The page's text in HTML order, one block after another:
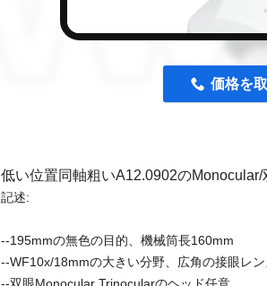
価格を
低い位置同軸粗いA12.0902の
記述:
--195mmの無色の目的、機械筒長160mm
--WF10x/18mmの大きい分野、広角の接眼レ